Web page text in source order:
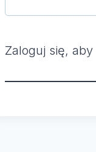
Zaloguj się,